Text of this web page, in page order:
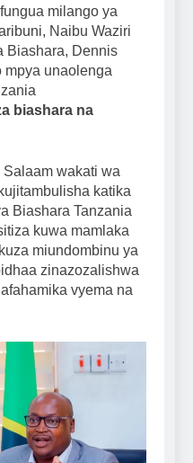
milango ya
Naibu Waziri
Biashara, Dennis
mpya unaolenga
biashara na
wakati wa
katika
Biashara Tanzania
kuwa mamlaka
miundombinu ya
zinazozalishwa
vyema na